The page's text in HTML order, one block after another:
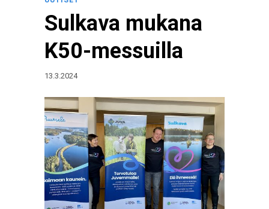
Sulkava mukana
K50-messuilla
13.3.2024